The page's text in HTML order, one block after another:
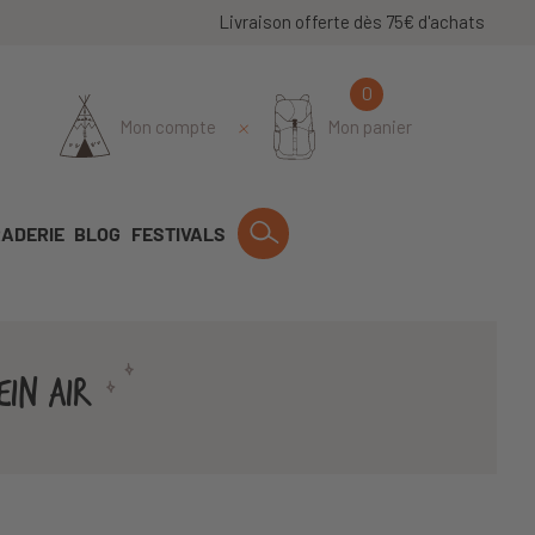
Livraison offerte dès 75€ d'achats
Mon compte Mon panier
0
BLOG FESTIVALS
AIR